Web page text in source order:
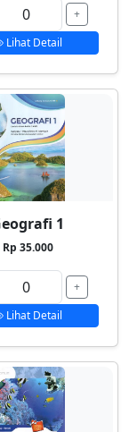
+
Lihat Detail
1
Rp 35.000
+
Lihat Detail